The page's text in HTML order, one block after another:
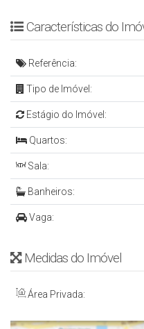
Sugestão 1: R$
FGTS e parcelas fixas
ou
Sugestão 2 : R$
FGTS e parcelas que
terminam em R$ 794,00
CASA
- 2 Quartos
- Sala de Estar e Jantar
- Cozinha
Características do
Referência:
Tipo de Imóvel:
Estágio do Imóvel:
Quartos:
Sala:
Banheiros:
Vaga:
Medidas do Imóvel
Área Privada: